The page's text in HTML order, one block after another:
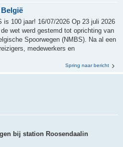
is 100 jaar! 16/07/2026 Op 23 juli 2026
wet werd gestemd tot oprichting van
Spoorwegen (NMBS). Na al een
medewerkers en
Spring naar bericht
bij station Roosendaalin